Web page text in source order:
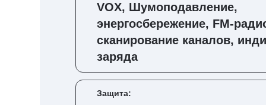
VOX, Шумоподавление,
энергосбережение, FM-
сканирование каналов,
заряда
Защита: